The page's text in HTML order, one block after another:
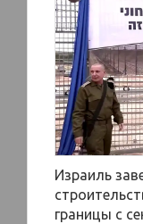
Израиль
границы с